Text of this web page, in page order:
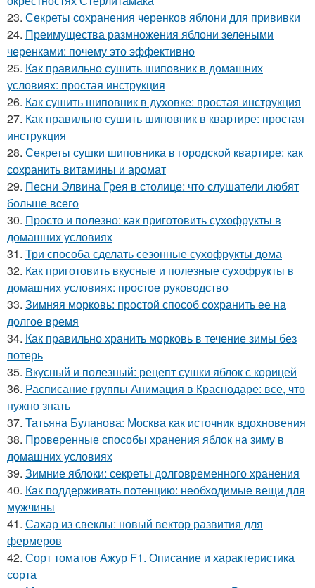
23. Секреты сохранения черенков яблони для прививки
24. Преимущества размножения яблони зелеными
черенками: почему это эффективно
25. Как правильно сушить шиповник в домашних
условиях: простая инструкция
26. Как сушить шиповник в духовке: простая инструкция
27. Как правильно сушить шиповник в квартире: простая
инструкция
28. Секреты сушки шиповника в городской квартире: как
сохранить витамины и аромат
29. Песни Элвина Грея в столице: что слушатели любят
больше всего
30. Просто и полезно: как приготовить сухофрукты в
домашних условиях
31. Три способа сделать сезонные сухофрукты дома
32. Как приготовить вкусные и полезные сухофрукты в
домашних условиях: простое руководство
33. Зимняя морковь: простой способ сохранить ее на
долгое время
34. Как правильно хранить морковь в течение зимы без
потерь
35. Вкусный и полезный: рецепт сушки яблок с корицей
36. Расписание группы Анимация в Краснодаре: все, что
нужно знать
37. Татьяна Буланова: Москва как источник вдохновения
38. Проверенные способы хранения яблок на зиму в
домашних условиях
39. Зимние яблоки: секреты долговременного хранения
40. Как поддерживать потенцию: необходимые вещи для
мужчины
41. Сахар из свеклы: новый вектор развития для
фермеров
42. Сорт томатов Ажур F1. Описание и характеристика
сорта